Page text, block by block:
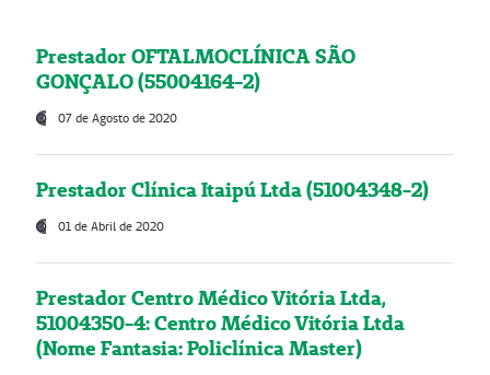
Prestador OFTALMOCLÍNICA SÃO
GONÇALO (55004164-2)
07 de Agosto de 2020
Prestador Clínica Itaipú Ltda (51004348-2)
01 de Abril de 2020
Prestador Centro Médico Vitória Ltda,
51004350-4: Centro Médico Vitória Ltda
(Nome Fantasia: Policlínica Master)